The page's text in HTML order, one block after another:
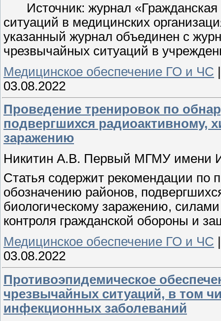
Источник: журнал
ситуаций в медицинских
указанный журнал объединен с
чрезвычайных ситуаций в
Медицинское обеспечение ГО и ЧС
03.08.2022
Проведение тренировок по
подвергшихся радиоактивному,
заражению
Никитин А.В. Первый МГМУ имени
Статья содержит рекомендации по
обозначению районов,
биологическому заражению,
контроля гражданской обороны и
Медицинское обеспечение ГО и ЧС
03.08.2022
Противоэпидемическое
чрезвычайных ситуаций, в том
инфекционных заболеваний